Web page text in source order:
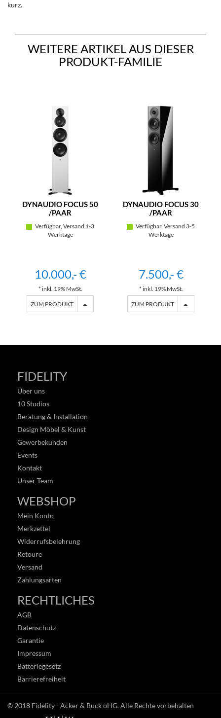
kurz.
WEITERE ARTIKEL AUS DIESER
PRODUKT-FAMILIE
DYNAUDIO FOCUS 50
/PAAR
Verfügbar, Versand 1-3
Werktage
10.000,- €
* inkl. 19% MwSt.
ZUM PRODUKT
DYNAUDIO FOCUS 30
/PAAR
Verfügbar, Versand 3-5
Werktage
7.500,- €
* inkl. 19% MwSt.
ZUM PRODUKT
FIDELITY
Über uns
10 Studios
Beratung & Installation
Design Möbel & Kunst
Gewerbekunden
Events
Kontakt
Unser Team
WEBSHOP
Mein Konto
Merkzettel
Widerrufsbelehrung
Retoure
Versand
Zahlungsarten
RECHTLICHES
AGB
Datenschutz
Garantie
Impressum
Batteriegesetz
Barrierefreiheit
© 2018 Fidelity - Acker & Buck oHG. Alle Rechte vorbehalten